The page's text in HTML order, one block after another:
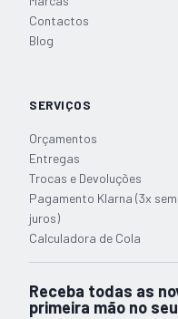
Contactos
Blog
SERVIÇOS
Orçamentos
Entregas
Trocas e Devoluções
Pagamento Klarna (3x sem
juros)
Calculadora de Cola
Receba todas as
primeira mão no